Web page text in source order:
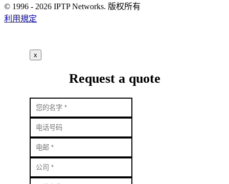
© 1996 - 2026 IPTP Networks. 版权所有
利用規定
x
Request a quote